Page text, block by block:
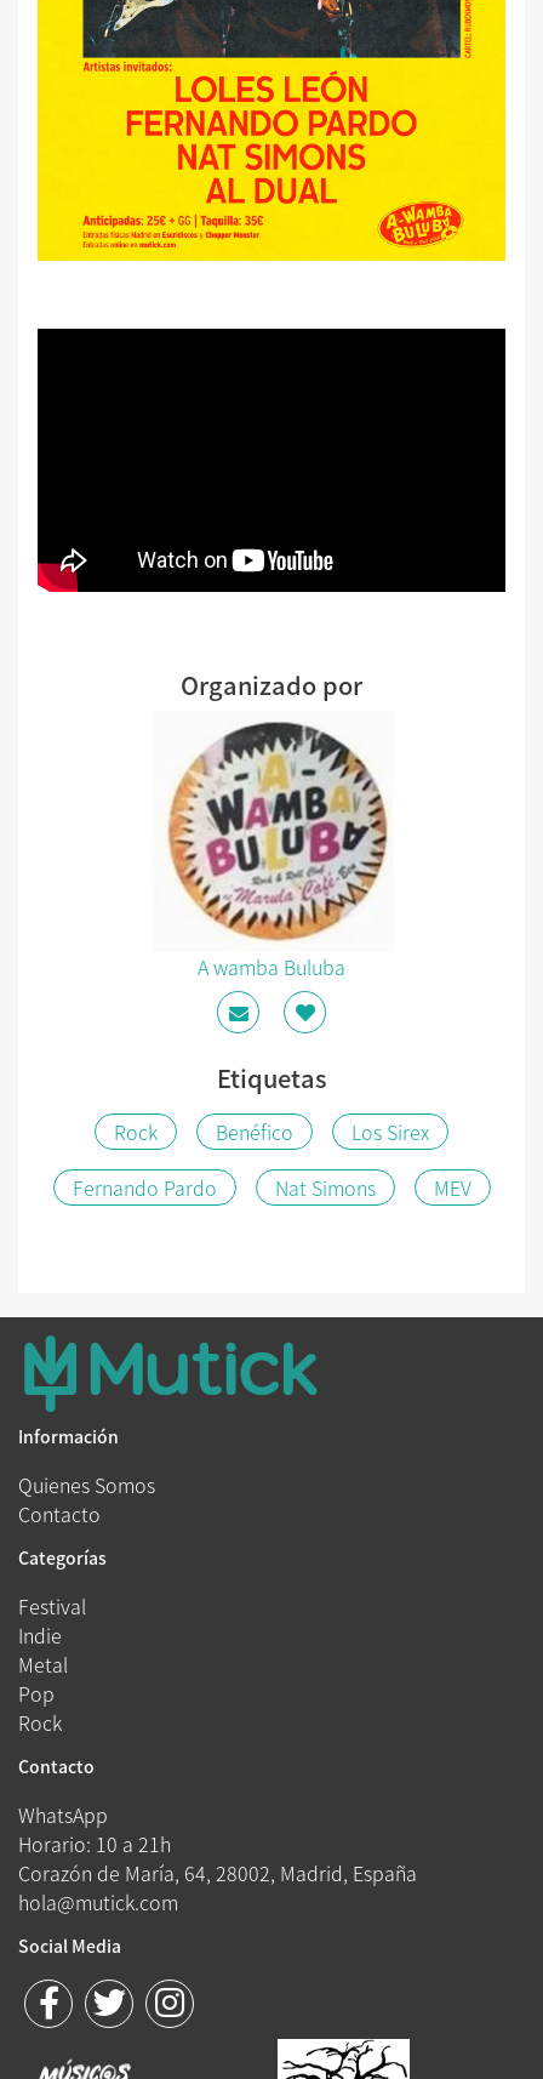
Organizado por
A wamba Buluba
Etiquetas
Rock Benéfico
Los Sirex
Fernando Pardo
Nat Simons MEV
Información
Quienes Somos
Contacto
Categorías
Festival
Indie
Metal
Pop
Rock
Contacto
WhatsApp
Horario: 10 a 21h
Corazón de María, 64, 28002, Madrid, España
hola@mutick.com
Social Media